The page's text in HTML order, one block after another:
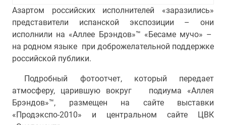
Азартом российских исполнителей «заразились»
представители испанской экспозиции – они
исполнили на «Аллее Брэндов»™ «Бесаме мучо» –
на родном языке при доброжелательной поддержке
российской публики.
Подробный фотоотчет, который передает
атмосферу, царившую вокруг подиума «Аллея
Брэндов»™, размещен на сайте выставки
«Продэкспо-2010» и центральном сайте ЦВК